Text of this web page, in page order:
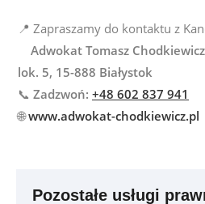
📍 Zapraszamy do kontaktu z
Adwokat Tomasz
lok. 5, 15-888 Białystok
📞 Zadzwoń: +48 602 837 941
🌐 www.adwokat-chodkiewicz.pl
Pozostałe usługi